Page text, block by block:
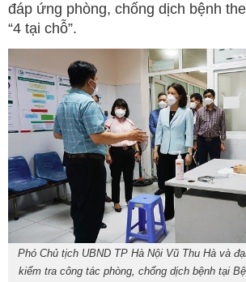
đáp ứng phòng, chống dịch bệnh
“4 tại chỗ”.
Phó Chủ tịch UBND TP Hà Nội Vũ Thu Hà và
kiểm tra công tác phòng, chống dịch bệnh tại